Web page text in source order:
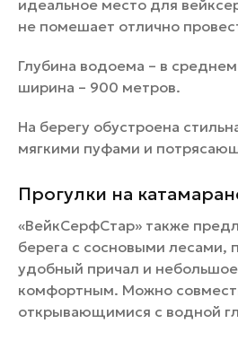
идеальное место для
не помешает отлично
Глубина водоема – в
ширина – 900 метров.
На берегу обустроена
мягкими пуфами и
Прогулки на
«ВейкСерфСтар» также
берега с сосновыми
удобный причал и
комфортным. Можно
открывающимися с водной